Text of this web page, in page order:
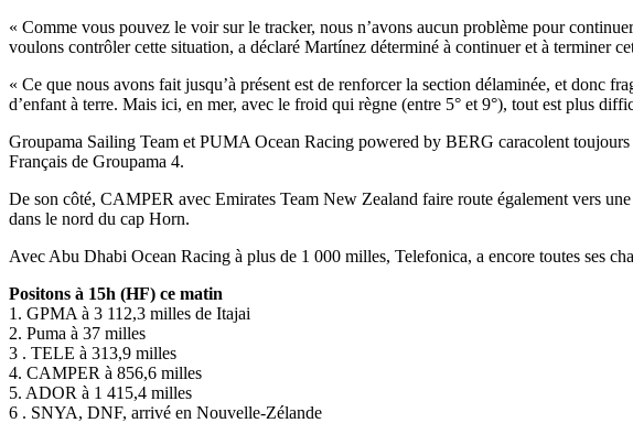
« Comme vous pouvez le voir sur le tracker, nous n’avons aucun problème pour
voulons contrôler cette situation, a déclaré Martínez déterminé à continuer et à terminer
« Ce que nous avons fait jusqu’à présent est de renforcer la section délaminée, et donc
d’enfant à terre. Mais ici, en mer, avec le froid qui règne (entre 5° et 9°), tout est plus
Groupama Sailing Team et PUMA Ocean Racing powered by BERG caracolent
Français de Groupama 4.
De son côté, CAMPER avec Emirates Team New Zealand faire route également vers
dans le nord du cap Horn.
Avec Abu Dhabi Ocean Racing à plus de 1 000 milles, Telefonica, a encore toutes ses
Positons à 15h (HF) ce matin
1. GPMA à 3 112,3 milles de Itajai
2. Puma à 37 milles
3 . TELE à 313,9 milles
4. CAMPER à 856,6 milles
5. ADOR à 1 415,4 milles
6 . SNYA, DNF, arrivé en Nouvelle-Zélande